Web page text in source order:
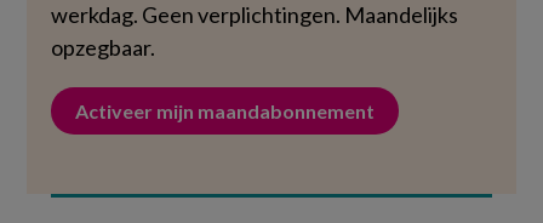
werkdag. Geen verplichtingen. Maandelijks
opzegbaar.
Activeer mijn maandabonnement